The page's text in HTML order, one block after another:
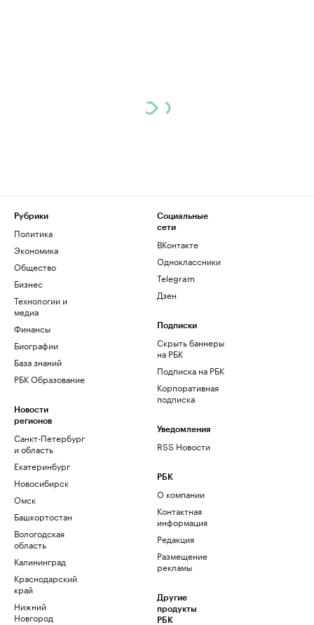
Рубрики
Политика
Экономика
Общество
Бизнес
Технологии и
медиа
Финансы
Биографии
База знаний
РБК Образование
Новости
регионов
Санкт-Петербург
и область
Екатеринбург
Новосибирск
Омск
Башкортостан
Вологодская
область
Калининград
Краснодарский
край
Нижний
Новгород
Социальные
сети
ВКонтакте
Одноклассники
Telegram
Дзен
Подписки
Скрыть баннеры
на РБК
Подписка на РБК
Корпоративная
подписка
Уведомления
RSS Новости
РБК
О компании
Контактная
информация
Редакция
Размещение
рекламы
Другие
продукты
РБК